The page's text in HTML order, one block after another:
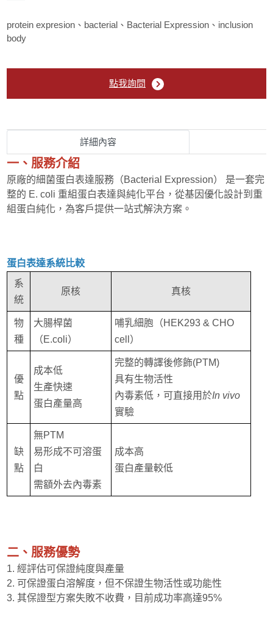
protein expresion、bacterial、Bacterial Expression、inclusion
body
點我詢問
詳細內容
一、服務介紹
原廠的細菌蛋白表達服務（Bacterial Expression） 是一套完
整的 E. coli 重組蛋白表達與純化平台，從基因優化設計到重
組蛋白純化，為客戶提供一站式解決方案。
蛋白表達系統比較
系
統
原核 真核
物
種
大腸桿菌
（E.coli）
哺乳細胞（HEK293 & CHO
cell）
優
點
成本低
生產快速
蛋白產量高
完整的轉譯後修飾(PTM)
具有生物活性
內毒素低，可直接用於In vivo
實驗
缺
點
無PTM
易形成不可溶蛋
白
需額外去內毒素
成本高
蛋白產量較低
二、服務優勢
1. 經評估可保證純度與產量
2. 可保證蛋白溶解度，但不保證生物活性或功能性
3. 其保證型方案失敗不收費，目前成功率高達95%